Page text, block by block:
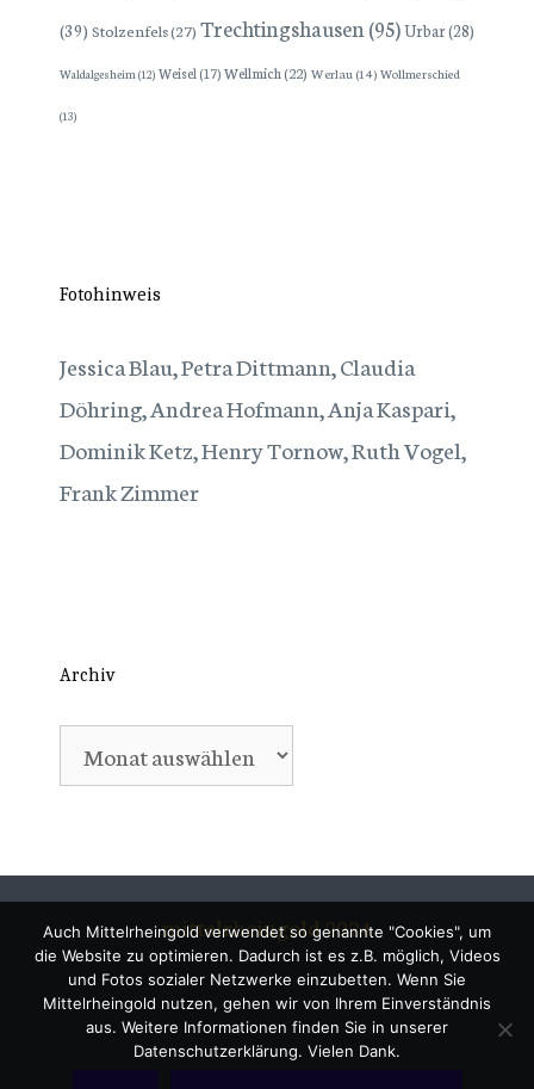
(39) Stolzenfels(27) Trechtingshausen (95)Urbar(28)
Waldalgesheim (12) Weisel (17)Wellmich (22) Werlau (14) Wollmerschied
(13)
Fotohinweis
Jessica Blau, Petra Dittmann, Claudia
Döhring, Andrea Hofmann, Anja Kaspari,
Dominik Ketz, Henry Tornow, Ruth Vogel,
Frank Zimmer
Archiv
Archiv
mittelrheingold 2024
Auch Mittelrheingold verwendet so genannte "Cookies", um
die Website zu optimieren. Dadurch ist es z.B. möglich, Videos
und Fotos sozialer Netzwerke einzubetten. Wenn Sie
Mittelrheingold nutzen, gehen wir von Ihrem Einverständnis
aus. Weitere Informationen finden Sie in unserer
Datenschutzerklärung. Vielen Dank.